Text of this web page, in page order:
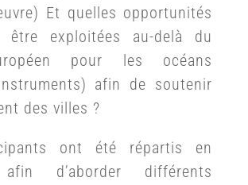
Et quelles opportunités
être exploitées au-delà du
pour les océans
afin de soutenir
des villes ?
ont été répartis en
d’aborder différents